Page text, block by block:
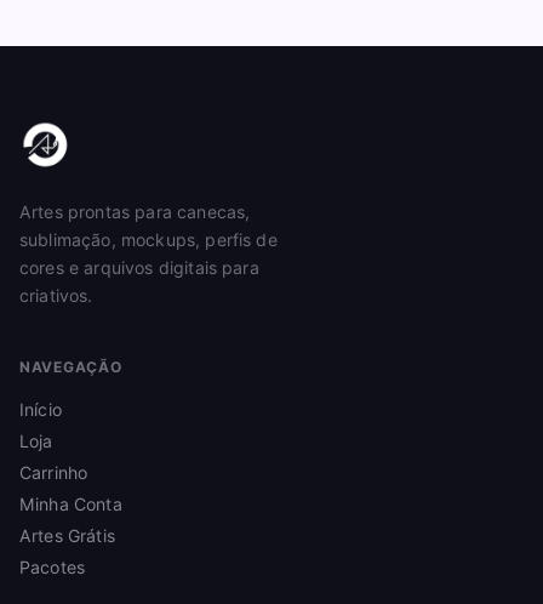
Artes prontas para canecas,
sublimação, mockups, perfis de
cores e arquivos digitais para
criativos.
NAVEGAÇÃO
Início
Loja
Carrinho
Minha Conta
Artes Grátis
Pacotes